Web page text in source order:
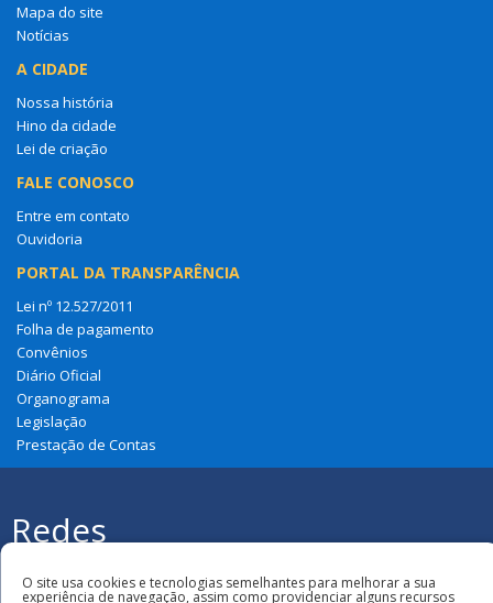
Mapa do site
Notícias
A CIDADE
Nossa história
Hino da cidade
Lei de criação
FALE CONOSCO
Entre em contato
Ouvidoria
PORTAL DA TRANSPARÊNCIA
Lei nº 12.527/2011
Folha de pagamento
Convênios
Diário Oficial
Organograma
Legislação
Prestação de Contas
Redes
Sociais
Municipal de Anapurus
O site usa cookies e tecnologias semelhantes para melhorar a sua
experiência de navegação, assim como providenciar alguns recursos